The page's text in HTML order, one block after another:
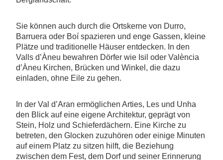
Sie können auch durch die Ortskerne von Durro,
Barruera oder Boí spazieren und enge Gassen, kleine
Plätze und traditionelle Häuser entdecken. In den
Valls d’Àneu bewahren Dörfer wie Isil oder València
d’Àneu Kirchen, Brücken und Winkel, die dazu
einladen, ohne Eile zu gehen.
In der Val d’Aran ermöglichen Arties, Les und Unha
den Blick auf eine eigene Architektur, geprägt von
Stein, Holz und Schieferdächern. Eine Kirche zu
betreten, den Glocken zuzuhören oder einige Minuten
auf einem Platz zu sitzen hilft, die Beziehung
zwischen dem Fest, dem Dorf und seiner Erinnerung